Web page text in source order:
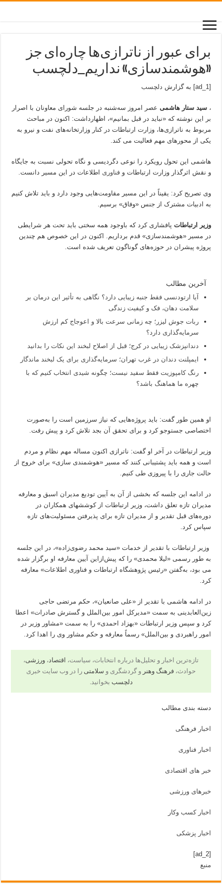
برای عبور از ناترازی‌ها چاره‌ای جز
«هوشمندسازی» نداریم_دلچسب
[ad_1] به گزارش دلچسب
،سید ستار هاشمی عصر امروز سه‌شنبه در جلسه شورای معاونان با اصرار
بر این نوشته که «نباید در قبل بمانیم»، اظهارداشت: اکنون در مباحث
مربوط به ناترازی‌ها، وزارت ارتباطات در کنار وزارتخانه‌های نفت و نیرو به
یکی از محورهای مهم فعالیت می کند.
هاشمی این تحول رویکرد را نوعی دگردیسی و نگاه تحولی نسبت به جایگاه
و نقش اثرگذار وزارت ارتباطات وفناوری اطلاعات در این مسیر دانست.
وی تصریح کرد: یقیناً در این مسیر مقاومت‌هایی وجود دارد و باید تلاش کنیم
به ادبیات مشترک از جنس «وفاق» برسیم.
وزیر ارتباطات پافشاری کرد که باوجود همه سختی باید تحت هر شرایطی
در مسیر «هوشمندسازی» قدم برداریم. اکنون در این خصوص هم چندین
پروژه پیشران در حوزه‌های گوناگون تعریف شده است.
آخرین مطالب
آیا ارتودنسی فقط جنبه زیبایی دارد؟ نگاهی به تأثیر این درمان بر
سلامت دهان، فک و کیفیت زندگی
ربات جوش لیزر؛ چه زمانی سرعت بالا و اعوجاج کم ارزش
سرمایه‌گذاری دارد؟
دندانپزشک زیبایی در کرج؛ قبل از اصلاح لبخند این نکات را بدانید
ایمپلنت دندان در غرب تهران؛ سرمایه‌گذاری برای یک لبخند ماندگار
رنگ کامپوزیت فقط سفید نیست؛ چگونه شیدی انتخاب کنیم که با
چهره ما هماهنگ باشد؟
او همین طور گفت: باید پروژه‌هایی که نیاز سرزمین است را به‌صورت
اختصاصی جستوجو کرد و برای تحقق آن بجد تلاش کرد و پیش رفت.
وزیر ارتباطات در آخر او گفت: ناترازی اکنون مساله مهم نظام و مردم
است و همه باید پشتیبانی کنند که مسیر «هوشمندی سازی» برای خروج از
حالت جاری را با پیروزی طی کنیم.
در ادامه این جلسه که بخشی از آن به آیین تودیع مدیران اسبق و معارفه
مدیران تازه تعلق داشت، وزیر ارتباطات از کوششهای همکاران در
دوره‌های قبل تقدیر و از مدیران تازه برای پذیرفتن مسئولیت‌های تازه
سپاس کرد.
وزیر ارتباطات با تقدیر از خدمات «سید محمد رضوی‌زاده»، در این جلسه
به طور رسمی «لیلا محمدی» را که پیش‌ازاین آیین معارفه او برگزار شده
می بود، به‌گفتن «رئیس پژوهشگاه ارتباطات و فناوری اطلاعات» معارفه
کرد.
در ادامه هاشمی با تقدیر از «علی صانعیان»، حکم مرتضی حاجی
زین‌العابدینی به سمت «مدیرکل امور بین‌الملل و گسترش صادرات» اعطا
کرد و سپس وزیر ارتباطات «بهزاد احمدی» را به سمت «مشاور وزیر در
امور راهبردی و بین‌الملل» رسماً معارفه و حکم مشاور ‌وی را اهدا کرد.
تازه‌ترین اخبار و تحلیل‌ها درباره انتخابات، سیاست، اقتصاد، ورزشی،
حوادث، فرهنگ وهنر و گردشگری و سلامتی را در وب سایت خبری
دلچسب بخوانید.
دسته بندی مطالب
اخبار فرهنگی
اخبار فناوری
خبر های اقتصادی
خبرهای ورزشی
اخبار کسب وکار
اخبار پزشکی
[ad_2]
منبع